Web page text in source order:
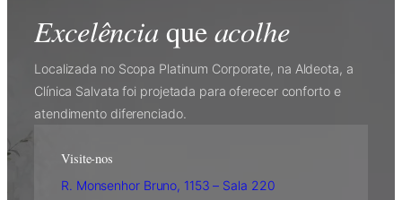
Excelênciaqueacolhe
Localizada no Scopa Platinum Corporate, na Aldeota, a
Clínica Salvata foi projetada para oferecer conforto e
atendimento diferenciado.
Visite-nos
R. Monsenhor Bruno, 1153 – Sala 220